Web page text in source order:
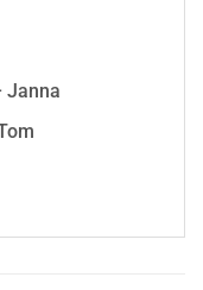
Janna